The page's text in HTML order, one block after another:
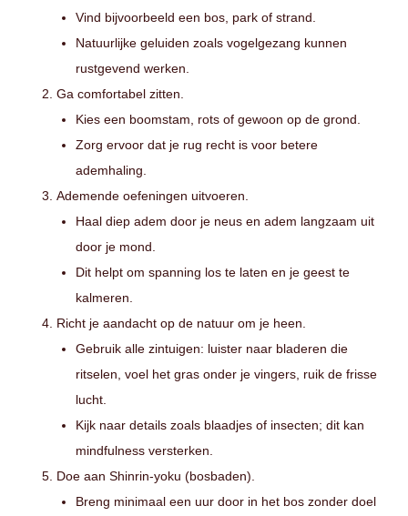
Vind bijvoorbeeld een bos, park of strand.
Natuurlijke geluiden zoals vogelgezang kunnen
rustgevend werken.
Ga comfortabel zitten.
Kies een boomstam, rots of gewoon op de grond.
Zorg ervoor dat je rug recht is voor betere
ademhaling.
Ademende oefeningen uitvoeren.
Haal diep adem door je neus en adem langzaam uit
door je mond.
Dit helpt om spanning los te laten en je geest te
kalmeren.
Richt je aandacht op de natuur om je heen.
Gebruik alle zintuigen: luister naar bladeren die
ritselen, voel het gras onder je vingers, ruik de frisse
lucht.
Kijk naar details zoals blaadjes of insecten; dit kan
mindfulness versterken.
Doe aan Shinrin-yoku (bosbaden).
Breng minimaal een uur door in het bos zonder doel